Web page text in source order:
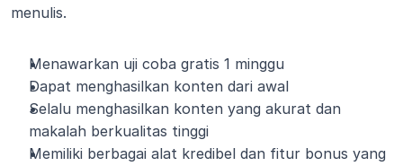
menulis.
Menawarkan uji coba gratis 1 minggu
Dapat menghasilkan konten dari awal
Selalu menghasilkan konten yang akurat dan
makalah berkualitas tinggi
Memiliki berbagai alat kredibel dan fitur bonus yang